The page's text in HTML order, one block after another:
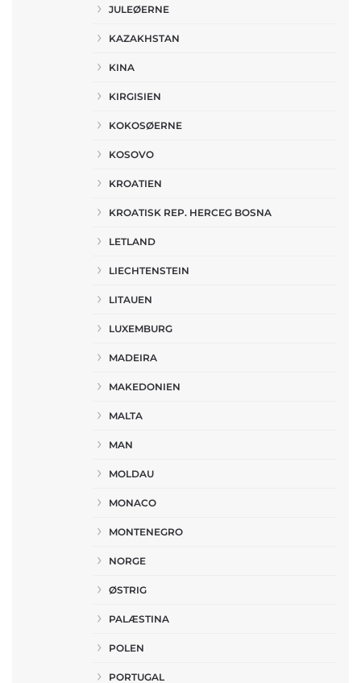
JULEØERNE
KAZAKHSTAN
KINA
KIRGISIEN
KOKOSØERNE
KOSOVO
KROATIEN
KROATISK REP. HERCEG BOSNA
LETLAND
LIECHTENSTEIN
LITAUEN
LUXEMBURG
MADEIRA
MAKEDONIEN
MALTA
MAN
MOLDAU
MONACO
MONTENEGRO
NORGE
ØSTRIG
PALÆSTINA
POLEN
PORTUGAL